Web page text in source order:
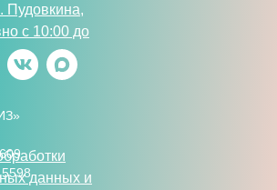
Пудовкина,
с 10:00 до
данных и